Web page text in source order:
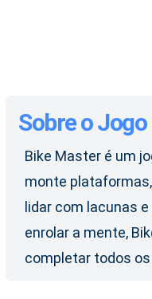
Sobre o Jogo
Bike Master é um
monte
lidar com lacunas
enrolar a mente,
completar todos